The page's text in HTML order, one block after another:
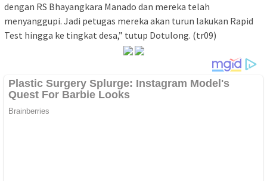
dengan RS Bhayangkara Manado dan mereka telah
menyanggupi. Jadi petugas mereka akan turun lakukan Rapid
Test hingga ke tingkat desa,” tutup Dotulong. (tr09)